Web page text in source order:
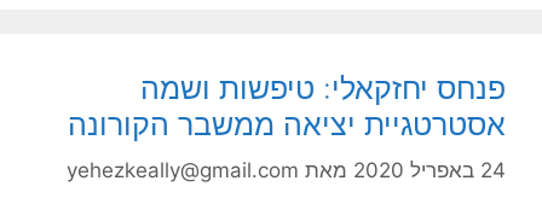
פנחס יחזקאלי: טיפשות ושמה
אסטרטגיית יציאה ממשבר הקורונה
24 באפריל 2020 מאת yehezkeally@gmail.com